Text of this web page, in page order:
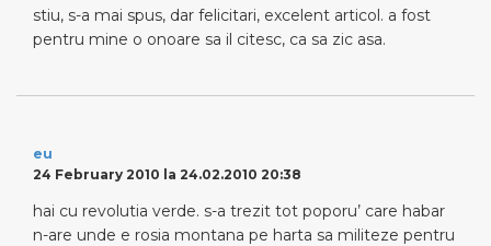
stiu, s-a mai spus, dar felicitari, excelent articol. a fost
pentru mine o onoare sa il citesc, ca sa zic asa.
eu
24 February 2010 la 24.02.2010 20:38
hai cu revolutia verde. s-a trezit tot poporu’ care habar
n-are unde e rosia montana pe harta sa militeze pentru